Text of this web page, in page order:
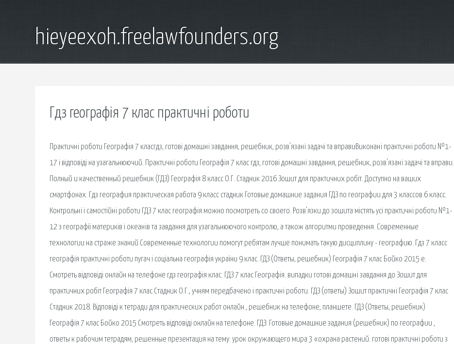
hieyeexoh.freelawfounders.org
Гдз географія 7 клас практичні роботи
Практичні роботи Географія 7 класгдз, готові домашні завдання, решебник, розв'язані задачі та вправиВиконані практичні роботи №1-
17 і відповіді на узагальнюючий. Практичні роботи Географія 7 клас гдз, готові домашні завдання, решебник, розв'язані задачі та вправи.
Полный и качественный решебник (ГДЗ) Географія 8 класс О.Г. Стадник 2016 Зошит для практичних робіт. Доступно на ваших
смартфонах. Гдз география практическая работа 9 класс стадник Готовые домашние задания ГДЗ по географии для 3 классов.6 класс.
Контрольні і самостійні роботи ГДЗ 7 клас географія можно посмотреть со своего. Розв'язки до зошита містять усі практичні роботи №1-
12 з географії материків і океанів та завдання для узагальнюючого контролю, а також алгоритми проведення. Современные
технологии на страже знаний Современные технологии помогут ребятам лучше понимать такую дисциплину - географию. Гдз 7 класс
географія практичні роботи пугач і соціальна географія україни 9 клас. ГДЗ (Ответы, решебник) Географія 7 клас Бойко 2015 е.
Смотреть відповіді онлайн на телефоне гдз географія клас. ГДЗ 7 клас Географія. випадки готові домашні завдання до Зошит для
практичних робіт Географія 7 клас Стадник О.Г., учням передбачено і практичні роботи. ГДЗ (ответы) Зошит практичні Географія 7 клас
Стадник 2018. Відповіді к тетради для практических работ онлайн , решебник на телефоне, планшете. ГДЗ (Ответы, решебник)
Географія 7 клас Бойко 2015 Смотреть відповіді онлайн на телефоне. ГДЗ: Готовые домашние задания (решебник) по географии ,
ответы к рабочим тетрадям, решенные презентация на тему: урок окружающего мира 3 «охрана растений. готові практичні роботи з